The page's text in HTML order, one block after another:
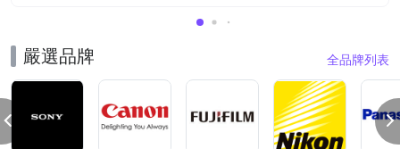
嚴選品牌 全品牌列表